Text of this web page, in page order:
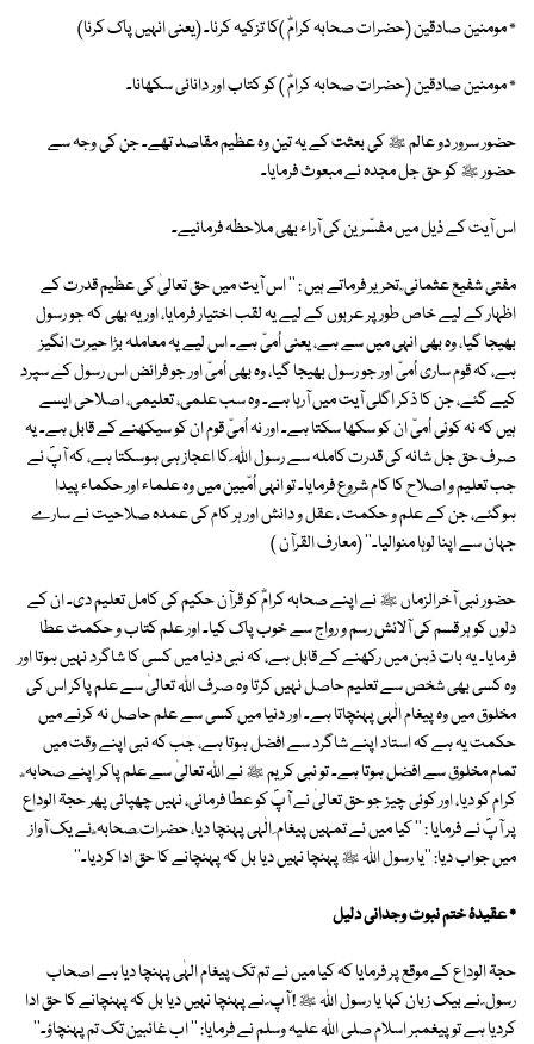
٭ مومنین صادقین (حضرات صحابہ کرامؓ )کا تزکیہ کرنا۔ (یعنی انہیں پاک کرنا)
٭ مومنین صادقین (حضرات صحابہ کرامؓ ) کو کتاب اور دانائی سکھانا۔
حضور سرور دو عالم ﷺ کی بعثت کے یہ تین وہ عظیم مقاصد تھے۔ جن کی وجہ سے
حضور ﷺ کو حق جل مجدہ نے مبعوث فرمایا۔
اس آیت کے ذیل میں مفسّرین کی آراء بھی ملاحظہ فرمائیے۔
مفتی شفیع عثمانی ؒ تحریر فرماتے ہیں : '' اس آیت میں حق تعالیٰ کی عظیم قدرت کے
اظہار کے لیے خاص طور پر عربوں کے لیے یہ لقب اختیار فرمایا، اور یہ بھی کہ جو رسول
بھیجا گیا، وہ بھی انہی میں سے ہے، یعنی اُمیّ ہے۔ اس لیے یہ معاملہ بڑا حیرت انگیز
ہے، کہ قوم ساری اُمیّ اور جو رسول بھیجا گیا، وہ بھی اُمیّ اور جو فرائض اس رسول کے سپرد
کیے گئے، جن کا ذکر اگلی آیت میں آرہا ہے۔ وہ سب علمی، تعلیمی، اصلاحی ایسے
ہیں کہ نہ کوئی اُمیّ ان کو سکھا سکتا ہے۔ اور نہ اُمیّ قوم ان کو سیکھنے کے قابل ہے۔ یہ
صرف حق جل شانہ کی قدرت کاملہ سے رسول اللہ ؐ کا اعجاز ہی ہوسکتا ہے، کہ آپؐ نے
جب تعلیم و اصلاح کا کام شروع فرمایا۔ تو انہی اُمّیین میں وہ علماء اور حکماء پیدا
ہوگئے، جن کے علم و حکمت ، عقل و دانش اور ہر کام کی عمدہ صلاحیت نے سارے
جہان سے اپنا لوہا منوالیا۔'' (معارف القرآن )
حضور نبی آخرالزماں ﷺ نے اپنے صحابہ کرامؓ کو قرآن حکیم کی کامل تعلیم دی۔ ان کے
دلوں کو ہر قسم کی آلائش رسم و رواج سے خوب پاک کیا۔ اور علم کتاب و حکمت عطا
فرمایا۔ یہ بات ذہن میں رکھنے کے قابل ہے، کہ نبی دنیا میں کسی کا شاگرد نہیں ہوتا اور
وہ کسی بھی شخص سے تعلیم حاصل نہیں کرتا وہ صرف اللہ تعالیٰ سے علم پاکر اس کی
مخلوق میں وہ پیغام الٰہی پہنچاتا ہے۔ اور دنیا میں کسی سے علم حاصل نہ کرنے میں
حکمت یہ ہے کہ استاد اپنے شاگرد سے افضل ہوتا ہے، جب کہ نبی اپنے وقت میں
تمام مخلوق سے افضل ہوتا ہے۔ تو نبی کریم ﷺ نے اللہ تعالیٰ سے علم پاکر اپنے صحابہ ؓ
کرام کو دیا، اور کوئی چیز جو حق تعالیٰ نے آپؐ کو عطا فرمائی، نہیں چھپائی پھر حجۃ الوداع
پر آپؐ نے فرمایا : '' کیا میں نے تمہیں پیغام ِ الٰہی پہنچا دیا، حضرات ِصحابہ ؓ نے یک آواز
میں جواب دیا: ''یا رسول اللہ ﷺ پہنچا نہیں دیا بل کہ پہنچانے کا حق ادا کردیا۔''
٭ عقیدۂ ختم نبوت وجدانی دلیل
حجۃ الوداع کے موقع پر فرمایا کہ کیا میں نے تم تک پیغام الہٰی پہنچا دیا ہے اصحاب
رسول ؐ نے بیک زبان کہا یا رسول اللہ ﷺ ! آپ ؐ نے پہنچا نہیں دیا بل کہ پہنچانے کا حق ادا
کردیا ہے تو پیغمبر اسلام صلی اللہ علیہ وسلم نے فرمایا: '' اب غائبین تک تم پہنچاؤ۔''